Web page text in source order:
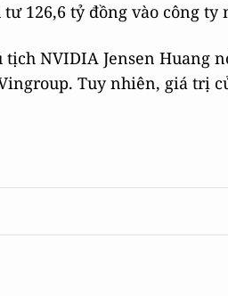
126,6 tỷ đồng vào công ty
NVIDIA Jensen Huang
Tuy nhiên, giá trị